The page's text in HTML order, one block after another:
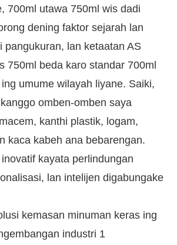
700ml utawa 750ml wis dadi
dening faktor sejarah lan
pangukuran, lan ketaatan AS
750ml beda karo standar 700ml
umume wilayah liyane. Saiki,
omben-omben saya
kanthi plastik, logam,
kaca kabeh ana bebarengan.
kayata perlindungan
lan intelijen digabungake